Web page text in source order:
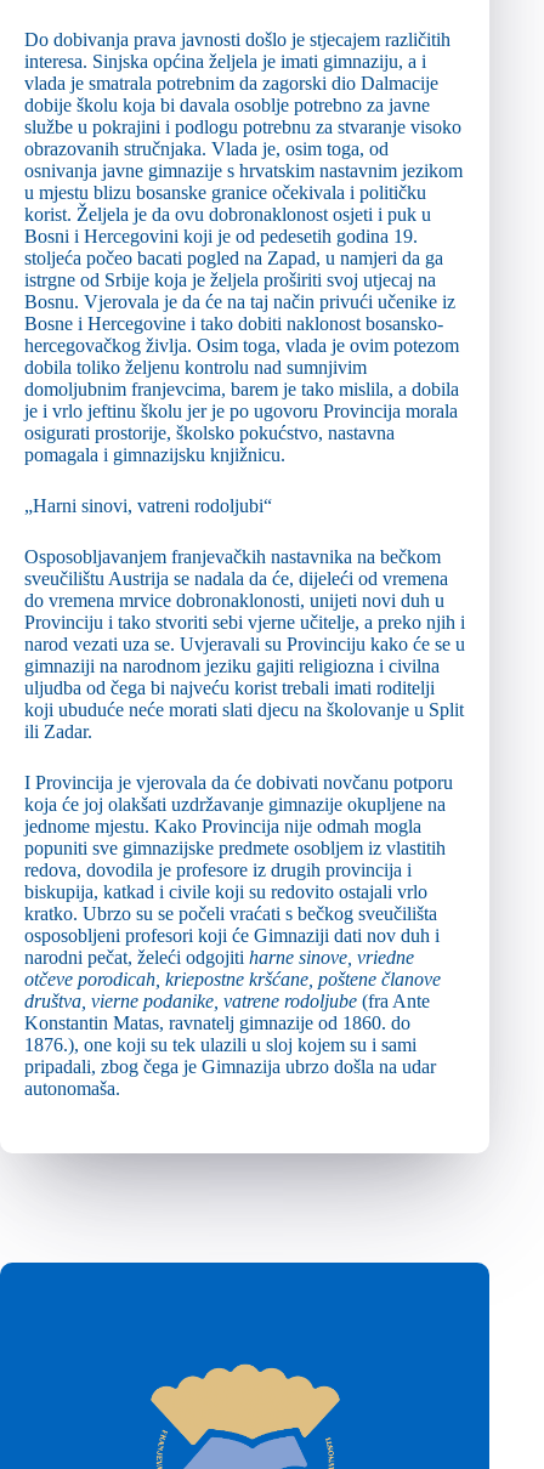
Do dobivanja prava javnosti došlo je stjecajem različitih
interesa. Sinjska općina željela je imati gimnaziju, a i
vlada je smatrala potrebnim da zagorski dio Dalmacije
dobije školu koja bi davala osoblje potrebno za javne
službe u pokrajini i podlogu potrebnu za stvaranje visoko
obrazovanih stručnjaka. Vlada je, osim toga, od
osnivanja javne gimnazije s hrvatskim nastavnim jezikom
u mjestu blizu bosanske granice očekivala i političku
korist. Željela je da ovu dobronaklonost osjeti i puk u
Bosni i Hercegovini koji je od pedesetih godina 19.
stoljeća počeo bacati pogled na Zapad, u namjeri da ga
istrgne od Srbije koja je željela proširiti svoj utjecaj na
Bosnu. Vjerovala je da će na taj način privući učenike iz
Bosne i Hercegovine i tako dobiti naklonost bosansko-
hercegovačkog življa. Osim toga, vlada je ovim potezom
dobila toliko željenu kontrolu nad sumnjivim
domoljubnim franjevcima, barem je tako mislila, a dobila
je i vrlo jeftinu školu jer je po ugovoru Provincija morala
osigurati prostorije, školsko pokućstvo, nastavna
pomagala i gimnazijsku knjižnicu.
„Harni sinovi, vatreni rodoljubi“
Osposobljavanjem franjevačkih nastavnika na bečkom
sveučilištu Austrija se nadala da će, dijeleći od vremena
do vremena mrvice dobronaklonosti, unijeti novi duh u
Provinciju i tako stvoriti sebi vjerne učitelje, a preko njih i
narod vezati uza se. Uvjeravali su Provinciju kako će se u
gimnaziji na narodnom jeziku gajiti religiozna i civilna
uljudba od čega bi najveću korist trebali imati roditelji
koji ubuduće neće morati slati djecu na školovanje u Split
ili Zadar.
I Provincija je vjerovala da će dobivati novčanu potporu
koja će joj olakšati uzdržavanje gimnazije okupljene na
jednome mjestu. Kako Provincija nije odmah mogla
popuniti sve gimnazijske predmete osobljem iz vlastitih
redova, dovodila je profesore iz drugih provincija i
biskupija, katkad i civile koji su redovito ostajali vrlo
kratko. Ubrzo su se počeli vraćati s bečkog sveučilišta
osposobljeni profesori koji će Gimnaziji dati nov duh i
narodni pečat, želeći odgojiti harne sinove, vriedne
otčeve porodicah, kriepostne kršćane, poštene članove
društva, vierne podanike, vatrene rodoljube (fra Ante
Konstantin Matas, ravnatelj gimnazije od 1860. do
1876.), one koji su tek ulazili u sloj kojem su i sami
pripadali, zbog čega je Gimnazija ubrzo došla na udar
autonomaša.